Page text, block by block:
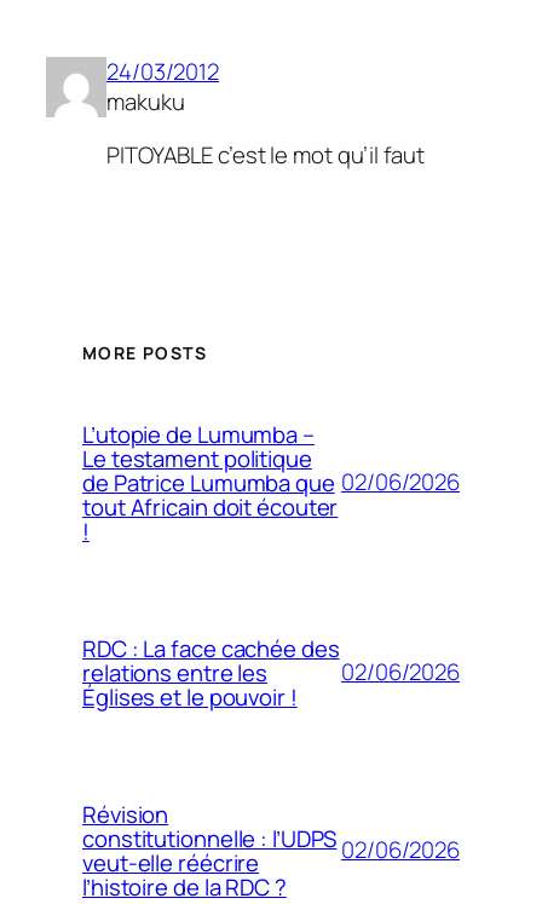
24/03/2012
makuku
PITOYABLE c’est le mot qu’il faut
MORE POSTS
L’utopie de Lumumba –
Le testament politique
de Patrice Lumumba que
tout Africain doit écouter
!
02/06/2026
RDC : La face cachée des
relations entre les
Églises et le pouvoir !
02/06/2026
Révision
constitutionnelle : l’UDPS
veut-elle réécrire
l’histoire de la RDC ?
02/06/2026